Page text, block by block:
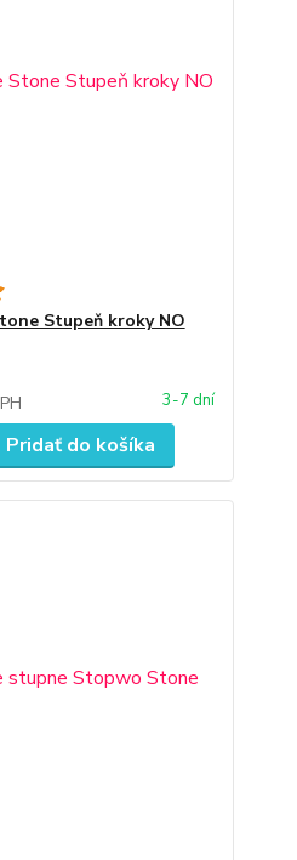
Stupeň kroky NO
3-7 dní
Pridať do košíka